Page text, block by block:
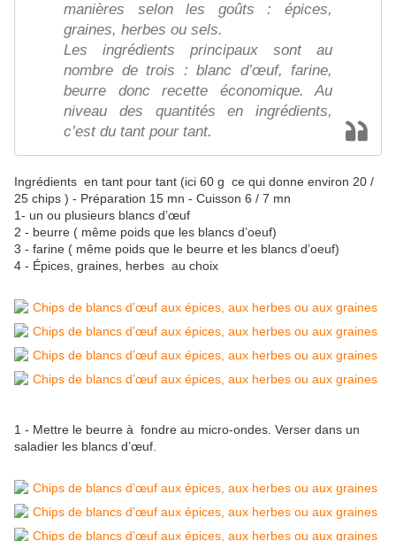
manières selon les goûts : épices,
graines, herbes ou sels.
Les ingrédients principaux sont au
nombre de trois : blanc d’œuf, farine,
beurre donc recette économique. Au
niveau des quantités en ingrédients,
c’est du tant pour tant.
Ingrédients en tant pour tant (ici 60 g ce qui donne environ 20 /
25 chips ) - Préparation 15 mn - Cuisson 6 / 7 mn
1- un ou plusieurs blancs d’œuf
2 - beurre ( même poids que les blancs d’oeuf)
3 - farine ( même poids que le beurre et les blancs d’oeuf)
4 - Épices, graines, herbes au choix
1 - Mettre le beurre à fondre au micro-ondes. Verser dans un
saladier les blancs d’œuf.